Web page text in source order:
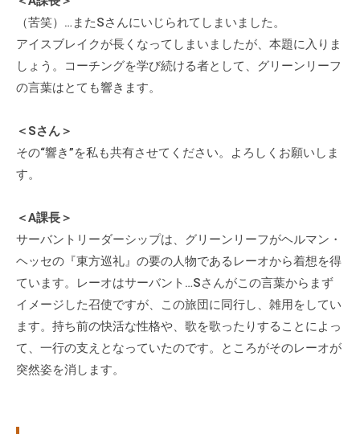
に
ご
相
い
。
（苦笑）…またSさんにいじられてしまいました。
アイスブレイクが長くなってしまいましたが、本題に入りま
しょう。コーチングを学び続ける者として、グリーンリーフ
の言葉はとても響きます。
＜Sさん＞
その“響き”を私も共有させてください。よろしくお願いしま
す。
＜A課長＞
サーバントリーダーシップは、グリーンリーフがヘルマン・
ヘッセの『東方巡礼』の要の人物であるレーオから着想を得
ています。レーオはサーバント…Sさんがこの言葉からまず
イメージした召使ですが、この旅団に同行し、雑用をしてい
ます。持ち前の快活な性格や、歌を歌ったりすることによっ
て、一行の支えとなっていたのです。ところがそのレーオが
突然姿を消します。